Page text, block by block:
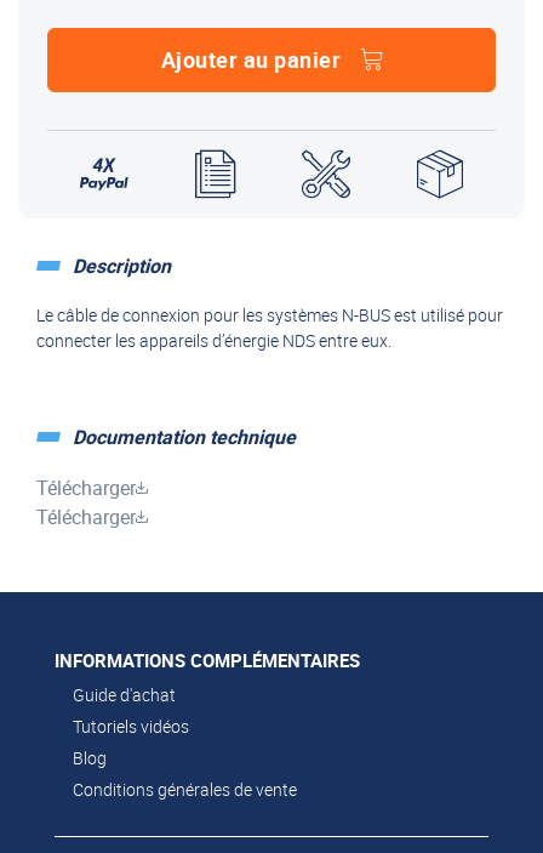
Ajouter au panier
Description
Le câble de connexion pour les systèmes N-BUS est utilisé pour
connecter les appareils d’énergie NDS entre eux.
Documentation technique
Télécharger
Télécharger
INFORMATIONS COMPLÉMENTAIRES
Guide d'achat
Tutoriels vidéos
Blog
Conditions générales de vente